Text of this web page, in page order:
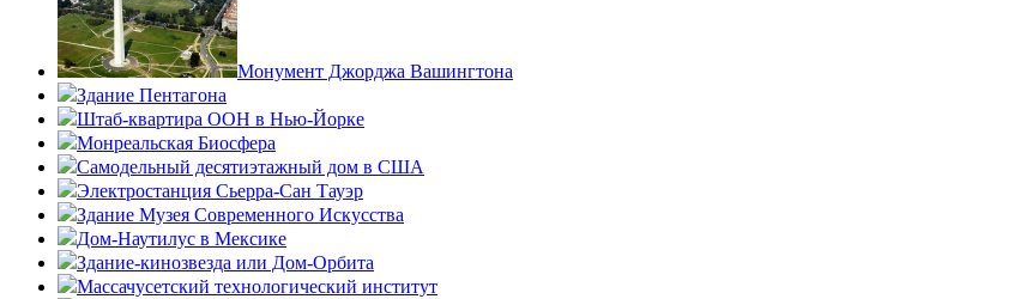
Монумент Джорджа Вашингтона
Здание Пентагона
Штаб-квартира ООН в Нью-Йорке
Монреальская Биосфера
Самодельный десятиэтажный дом в США
Электростанция Сьерра-Сан Тауэр
Здание Музея Современного Искусства
Дом-Наутилус в Мексике
Здание-кинозвезда или Дом-Орбита
Массачусетский технологический институт